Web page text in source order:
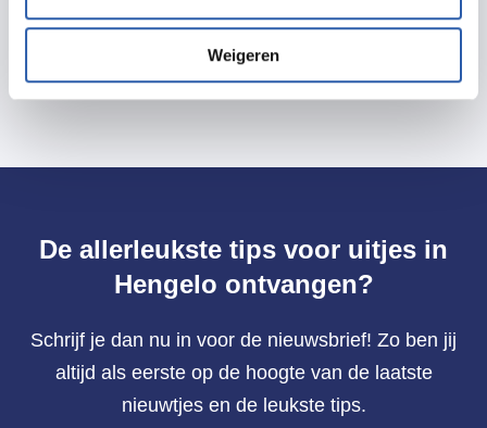
Weigeren
Gratis
De allerleukste tips voor uitjes in
Hengelo ontvangen?
Schrijf je dan nu in voor de nieuwsbrief! Zo ben jij
altijd als eerste op de hoogte van de laatste
nieuwtjes en de leukste tips.